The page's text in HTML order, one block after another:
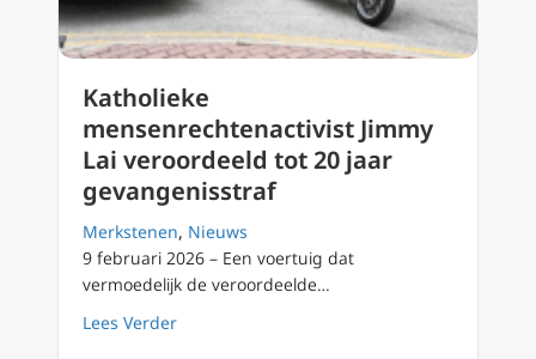
Katholieke
mensenrechtenactivist Jimmy
Lai veroordeeld tot 20 jaar
gevangenisstraf
Merkstenen, Nieuws
9 februari 2026 – Een voertuig dat
vermoedelijk de veroordeelde…
Lees Verderabout Katholieke mensenrechtenactivist